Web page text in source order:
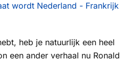
wordt Nederland - Frankrijk
heb je natuurlijk een heel
een ander verhaal nu Ronald